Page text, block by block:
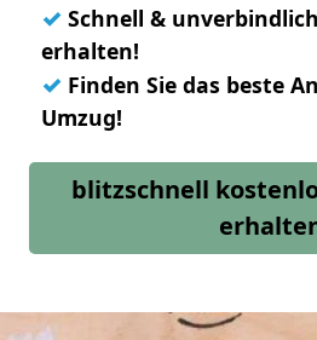
✓ Schnell &
erhalten!
✓ Finden Sie das beste
Umzug!
blitzschnell